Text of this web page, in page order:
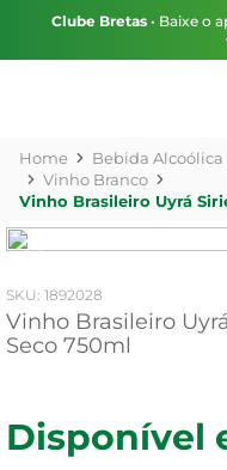
Clube Bretas • Baixe o
Bebida Alcoólica
Vinho Branco
Vinho Brasileiro Uyrá
: 1892028
Vinho Brasileiro
Seco 750ml
Disponível